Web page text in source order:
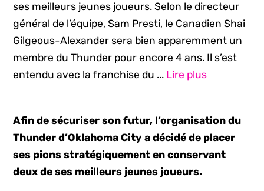
ses meilleurs jeunes joueurs. Selon le directeur
général de l’équipe, Sam Presti, le Canadien Shai
Gilgeous-Alexander sera bien apparemment un
membre du Thunder pour encore 4 ans. Il s’est
entendu avec la franchise du ... Lire plus
Afin de sécuriser son futur, l’organisation du
Thunder d’Oklahoma City a décidé de placer
ses pions stratégiquement en conservant
deux de ses meilleurs jeunes joueurs.